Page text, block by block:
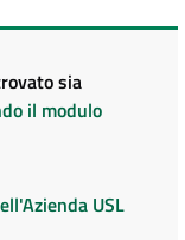
sia
il modulo
USL